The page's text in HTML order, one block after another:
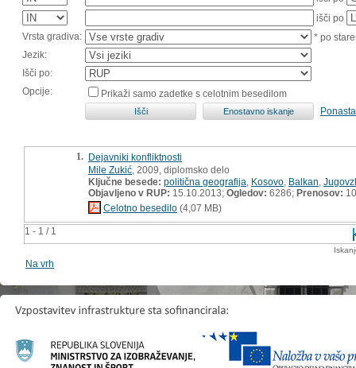
išči po
Vrsta gradiva:
* po
Jezik:
Išči po:
Opcije:
Prikaži samo zadetke s celotnim besedilom
1 - 1 / 1
1. Dejavniki konfliktnosti
Mile Zukić , 2009, diplomsko delo
Ključne besede: politična geografija Kosovo Balkan
Objavljeno v RUP: 15.10.2013; Ogledov: 6286; Prenosov:
Celotno besedilo (4,07 MB)
Na vrh